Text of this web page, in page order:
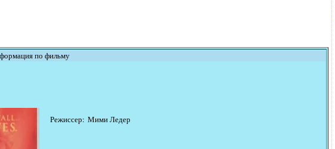
по фильму
Режиссер: Мими Ледер